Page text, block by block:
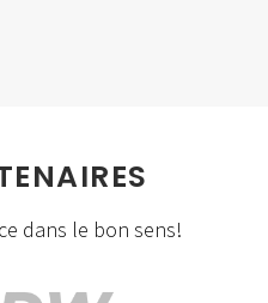
dans le bon sens!